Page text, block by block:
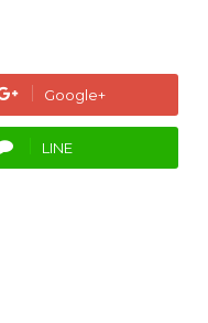
Google+
LINE